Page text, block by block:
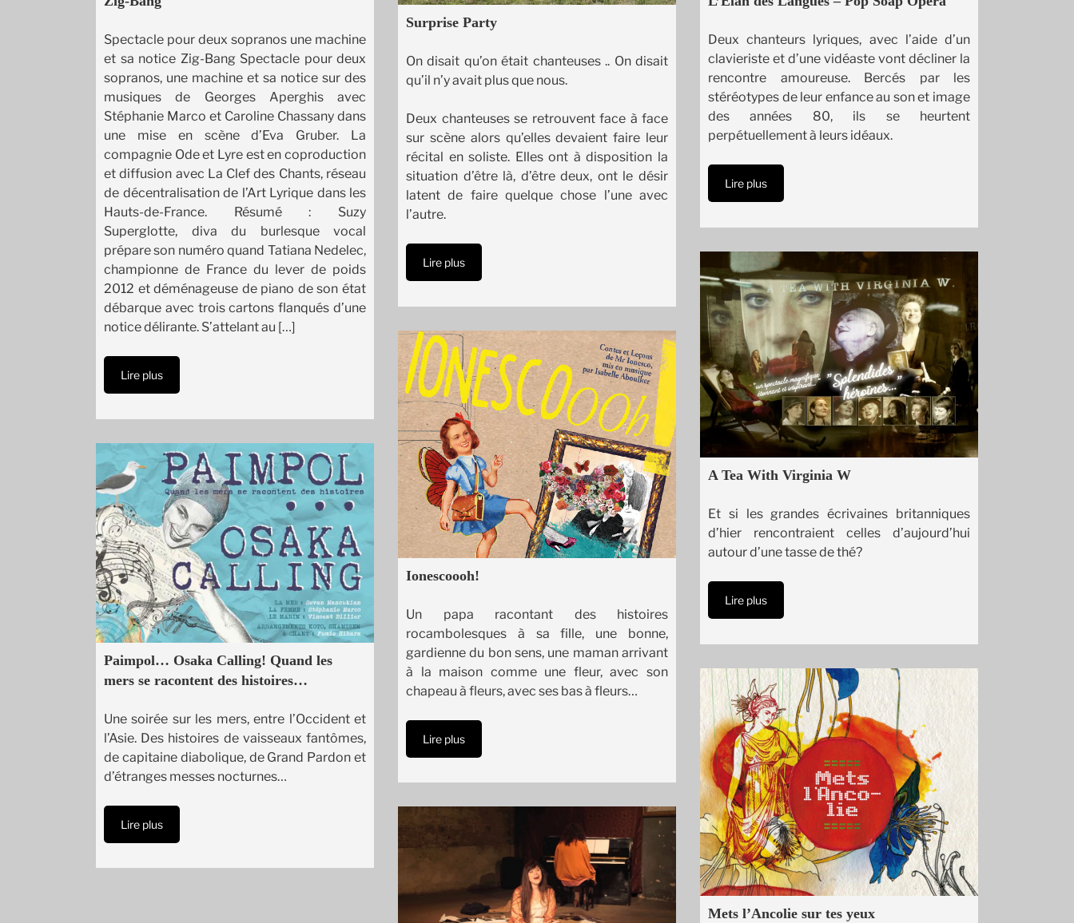
Spectacle pour deux sopranos une machine
et sa notice Zig-Bang Spectacle pour deux
sopranos, une machine et sa notice sur des
musiques de Georges Aperghis avec
Stéphanie Marco et Caroline Chassany dans
une mise en scène d’Eva Gruber. La
compagnie Ode et Lyre est en coproduction
et diffusion avec La Clef des Chants, réseau
de décentralisation de l’Art Lyrique dans les
Hauts-de-France. Résumé : Suzy
Superglotte, diva du burlesque vocal
prépare son numéro quand Tatiana Nedelec,
championne de France du lever de poids
2012 et déménageuse de piano de son état
débarque avec trois cartons flanqués d’une
notice délirante. S’attelant au […]
Lire plus
Surprise Party
On disait qu’on était chanteuses .. On disait
qu’il n’y avait plus que nous.
Deux chanteuses se retrouvent face à face
sur scène alors qu’elles devaient faire leur
récital en soliste. Elles ont à disposition la
situation d’être là, d’être deux, ont le désir
latent de faire quelque chose l’une avec
l’autre.
Lire plus
Deux chanteurs lyriques, avec l’aide d’un
clavieriste et d’une vidéaste vont décliner la
rencontre amoureuse. Bercés par les
stéréotypes de leur enfance au son et image
des années 80, ils se heurtent
perpétuellement à leurs idéaux.
Lire plus
A Tea With Virginia W
Et si les grandes écrivaines britanniques
d’hier rencontraient celles d’aujourd’hui
autour d’une tasse de thé?
Lire plus
Ionescoooh!
Un papa racontant des histoires
rocambolesques à sa fille, une bonne,
gardienne du bon sens, une maman arrivant
à la maison comme une fleur, avec son
chapeau à fleurs, avec ses bas à fleurs…
Lire plus
Paimpol… Osaka Calling! Quand les
mers se racontent des histoires…
Une soirée sur les mers, entre l’Occident et
l’Asie. Des histoires de vaisseaux fantômes,
de capitaine diabolique, de Grand Pardon et
d’étranges messes nocturnes…
Lire plus
Mets l’Ancolie sur tes yeux